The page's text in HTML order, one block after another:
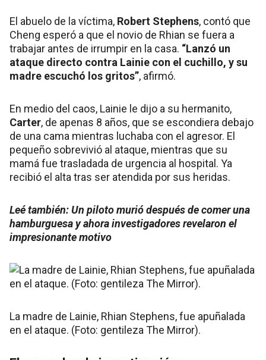
El abuelo de la víctima, Robert Stephens, contó que
Cheng esperó a que el novio de Rhian se fuera a
trabajar antes de irrumpir en la casa. “Lanzó un
ataque directo contra Lainie con el cuchillo, y su
madre escuchó los gritos”, afirmó.
En medio del caos, Lainie le dijo a su hermanito,
Carter, de apenas 8 años, que se escondiera debajo
de una cama mientras luchaba con el agresor. El
pequeño sobrevivió al ataque, mientras que su
mamá fue trasladada de urgencia al hospital. Ya
recibió el alta tras ser atendida por sus heridas.
Leé también:Un piloto murió después de comer una
hamburguesa y ahora investigadores revelaron el
impresionante motivo
La madre de Lainie, Rhian Stephens, fue apuñalada
en el ataque. (Foto: gentileza The Mirror).